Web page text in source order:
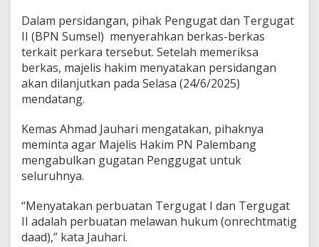
P
s
a
r
C
e
Dalam persidangan, pihak Pengugat dan Tergugat
II (BPN Sumsel) menyerahkan berkas-berkas
terkait perkara tersebut. Setelah memeriksa
berkas, majelis hakim menyatakan persidangan
akan dilanjutkan pada Selasa (24/6/2025)
mendatang.
Kemas Ahmad Jauhari mengatakan, pihaknya
meminta agar Majelis Hakim PN Palembang
mengabulkan gugatan Penggugat untuk
seluruhnya.
“Menyatakan perbuatan Tergugat I dan Tergugat
II adalah perbuatan melawan hukum (onrechtmatig
daad),” kata Jauhari.